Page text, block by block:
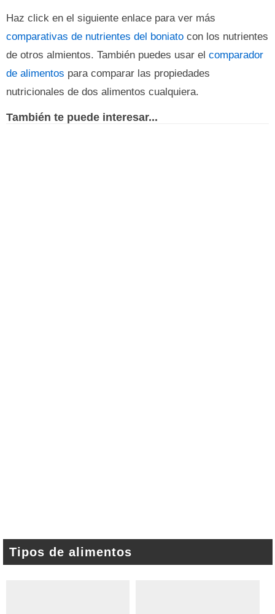
Haz click en el siguiente enlace para ver más
comparativas de nutrientes del boniato con los nutrientes
de otros almientos. También puedes usar el comparador
de alimentos para comparar las propiedades
nutricionales de dos alimentos cualquiera.
También te puede interesar...
Tipos de alimentos